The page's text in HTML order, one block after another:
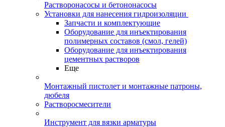
Растворонасосы и бетононасосы
Установки для нанесения гидроизоляции
Запчасти и комплектующие
Оборудование для инъектирования
полимерных составов (смол, гелей)
Оборудование для инъектирования
цементных растворов
Еще
Монтажный пистолет и монтажные патроны,
дюбеля
Растворосмесители
Инструмент для вязки арматуры